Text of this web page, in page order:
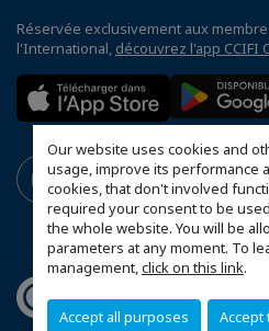
Our website uses cookies and
usage, improve its performance
cookies, that don't involved
required your consent to be
the whole website. You will be
parameters at any moment. To
management,click on this link.
Accept all purposes Accept
Réservée exclusivement aux
l'International, découvrez l'app CCIFI